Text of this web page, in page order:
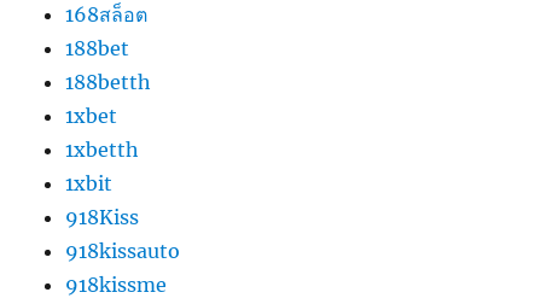
168สล็อต
188bet
188betth
1xbet
1xbetth
1xbit
918Kiss
918kissauto
918kissme